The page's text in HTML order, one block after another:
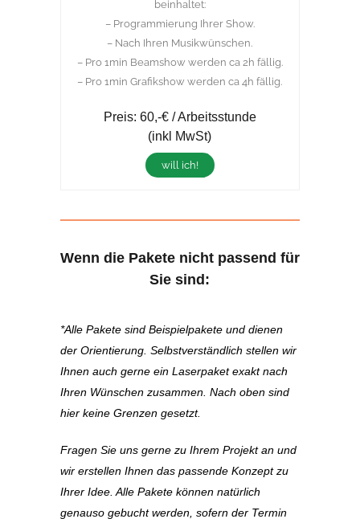
beinhaltet:
– Programmierung Ihrer Show.
– Nach Ihren Musikwünschen.
– Pro 1min Beamshow werden ca 2h fällig.
– Pro 1min Grafikshow werden ca 4h fällig.
Preis: 60,-€ / Arbeitsstunde
(inkl MwSt)
will ich!
Wenn die Pakete nicht passend für
Sie sind:
*Alle Pakete sind Beispielpakete und dienen
der Orientierung. Selbstverständlich stellen wir
Ihnen auch gerne ein Laserpaketexakt nach
Ihren Wünschen zusammen. Nach oben sind
hier keine Grenzen gesetzt.
Fragen Sie uns gerne zu Ihrem Projekt an und
wir erstellen Ihnen das passende Konzept zu
Ihrer Idee. Alle Pakete können natürlich
genauso gebucht werden, sofern der Termin